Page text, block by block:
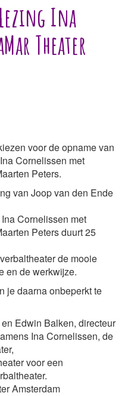
Ina
Theater
voor de opname van
Cornelissen met
Peters.
van Joop van den Ende
Cornelissen met
Peters duurt 25
de mooie
en de werkwijze.
je daarna onbeperkt te
Edwin Balken, directeur
Ina Cornelissen, de
voor een
Amsterdam